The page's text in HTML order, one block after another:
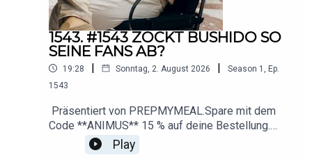
1543. #1543 ZOCKT BUSHIDO SO
SEINE FANS AB?
19:28 | Sonntag, 2. August 2026 | Season 1
Ep.
1543
Präsentiert von PREPMYMEAL.Spare mit dem
Code **ANIMUS** 15 % auf deine Bestellung.
Durch die aktuelle Summer-Sale-Aktion sind
sogar bis zu 25 % Ersparnis
Play